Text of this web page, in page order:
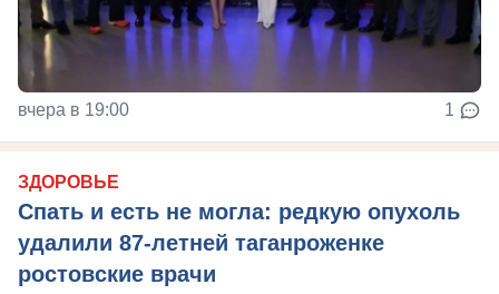
вчера в 19:00 1
ЗДОРОВЬЕ
Спать и есть не могла: редкую опухоль
удалили 87-летней таганроженке
ростовские врачи